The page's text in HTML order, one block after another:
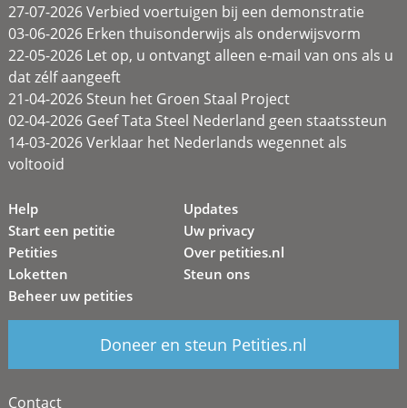
27-07-2026 Verbied voertuigen bij een demonstratie
03-06-2026 Erken thuisonderwijs als onderwijsvorm
22-05-2026 Let op, u ontvangt alleen e-mail van ons als u
dat zélf aangeeft
21-04-2026 Steun het Groen Staal Project
02-04-2026 Geef Tata Steel Nederland geen staatssteun
14-03-2026 Verklaar het Nederlands wegennet als
voltooid
Help
Start een petitie
Petities
Loketten
Beheer uw petities
Updates
Uw privacy
Over petities.nl
Steun ons
Doneer en steun Petities.nl
Contact